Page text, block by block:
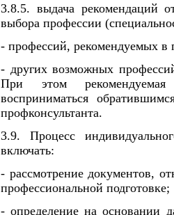
3.8.5. выдача рекомендаций
выбора профессии
- профессий, рекомендуемых в
- других возможных
При этом рекомендуемая
восприниматься
профконсультанта.
3.9. Процесс
включать:
- рассмотрение документов,
профессиональной подготовке;
- определение на основании